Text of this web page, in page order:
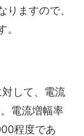
ますので、
対して、電流
電流増幅率
程度であ